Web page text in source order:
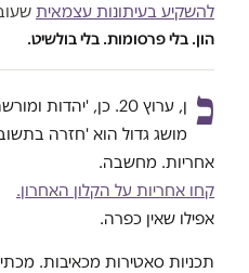
להשקיע בעיתונות עצמאית
הון. בלי פרסומות. בלי בולשיט.
כ ן, ערוץ 20. כן, 'יהדות ומורשת'
מושג גדול הוא 'חזרה
אחריות. מחשבה.
קחו אחריות על הקלון האחרון.
אפילו שאין כפרה.
תכניות סאטירות מכאיבות.